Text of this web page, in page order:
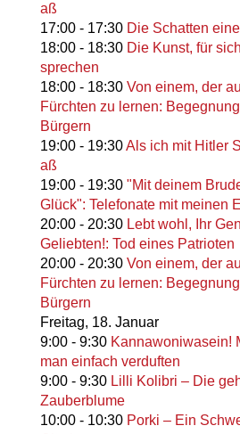
aß
17:00- 17:30 Die Schatten
18:00- 18:30 Die Kunst, für
sprechen
18:00- 18:30 Von einem, der
Fürchten zu lernen:
Bürgern
19:00- 19:30Als ich mit Hitler
aß
19:00- 19:30 "Mit deinem
Glück": Telefonate mit meinen
20:00- 20:30 Lebt wohl, Ihr
Geliebten!: Tod eines Patrioten
20:00- 20:30 Von einem, der
Fürchten zu lernen:
Bürgern
Freitag, 18. Januar
9:00- 9:30 Kannawoniwasein!
man einfach verduften
9:00- 9:30 Lilli Kolibri – Die
Zauberblume
10:00- 10:30 Porki – Ein